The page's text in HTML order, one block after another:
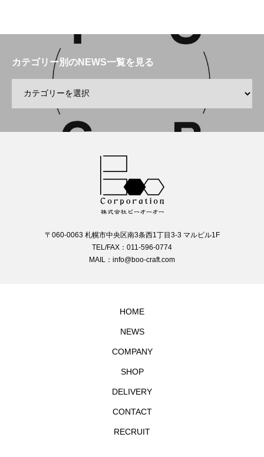
カテゴリー別のNEWS一覧を見る
〒060-0063 札幌市中央区南3条西1丁目3-3 マルビル1F
TEL/FAX：011-596-0774
MAIL：info@boo-craft.com
HOME
NEWS
COMPANY
SHOP
DELIVERY
CONTACT
RECRUIT